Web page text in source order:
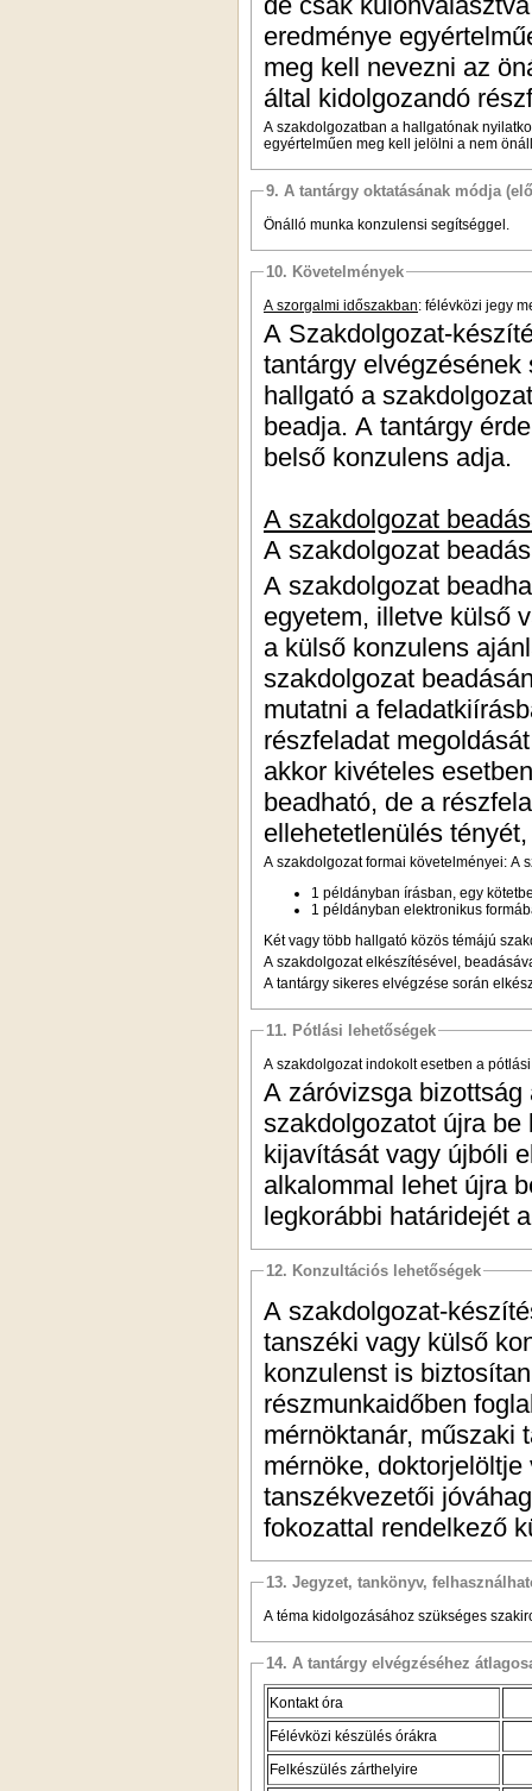
eredménye
meg kell nevezni az
által kidolgozandó
A szakdolgozatban a hallgatónak
egyértelműen meg kell jelölni a nem
9. A tantárgy oktatásának módja
Önálló munka konzulensi segítséggel.
10. Követelmények
A szorgalmi időszakban: félévközi jegy
A Szakdolgozat-
tantárgy
hallgató a
beadja. A tantárgy
belső konzulens adja.
A szakdolgozat
A szakdolgozat
A szakdolgozat
egyetem, illetve külső
a külső konzulens
szakdolgozat
mutatni a
részfeladat
akkor kivételes
beadható, de a
ellehetetlenülés
A szakdolgozat formai követelményei: A
1 példányban írásban, egy
1 példányban elektronikus
Két vagy több hallgató közös témájú
A szakdolgozat elkészítésével,
A tantárgy sikeres elvégzése során
11. Pótlási lehetőségek
A szakdolgozat indokolt esetben a
A záróvizsga
szakdolgozatot újra
kijavítását vagy újbóli
alkalommal lehet újra
legkorábbi határidejét
12. Konzultációs lehetőségek
A szakdolgozat-
tanszéki vagy külső
konzulenst is
részmunkaidőben
mérnöktanár, műszaki
mérnöke,
tanszékvezetői
fokozattal rendelkező
13. Jegyzet, tankönyv,
A téma kidolgozásához szükséges
14. A tantárgy elvégzéséhez
Kontakt óra
Félévközi készülés órákra
Felkészülés zárthelyire